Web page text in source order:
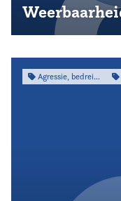
Agressie, bedreiging & intimidatie